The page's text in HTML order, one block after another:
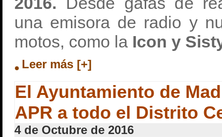
una emisora de radio y
motos, como la Icon y
Leer más [+]
El Ayuntamiento de
APR a todo el Distrito
4 de Octubre de 2016